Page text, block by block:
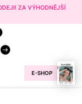
ZA VÝHODNĚJŠÍ
E-SHOP